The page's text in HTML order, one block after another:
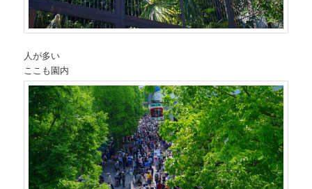
人が多い
ここも園内